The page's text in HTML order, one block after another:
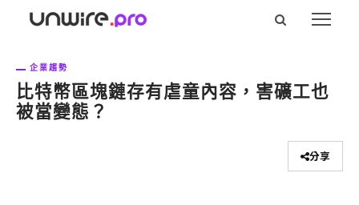
企業趨勢
比特幣區塊鏈存有虐童內容，害礦工也
被當變態？
分享